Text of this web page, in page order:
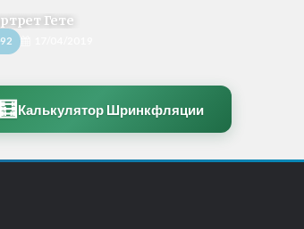
Гете
92
🧮 Калькулятор Шринкфляции